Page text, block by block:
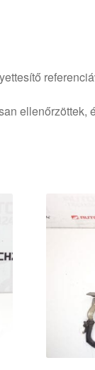
ellenőrzöttek,